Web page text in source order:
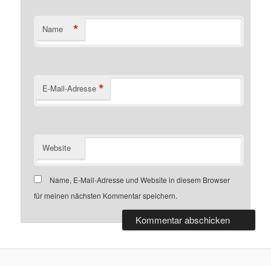
Name *
E-Mail-Adresse *
Website
Name, E-Mail-Adresse und Website in diesem Browser
für meinen nächsten Kommentar speichern.